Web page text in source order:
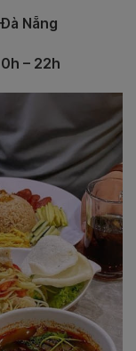
Nẵng
– 22h